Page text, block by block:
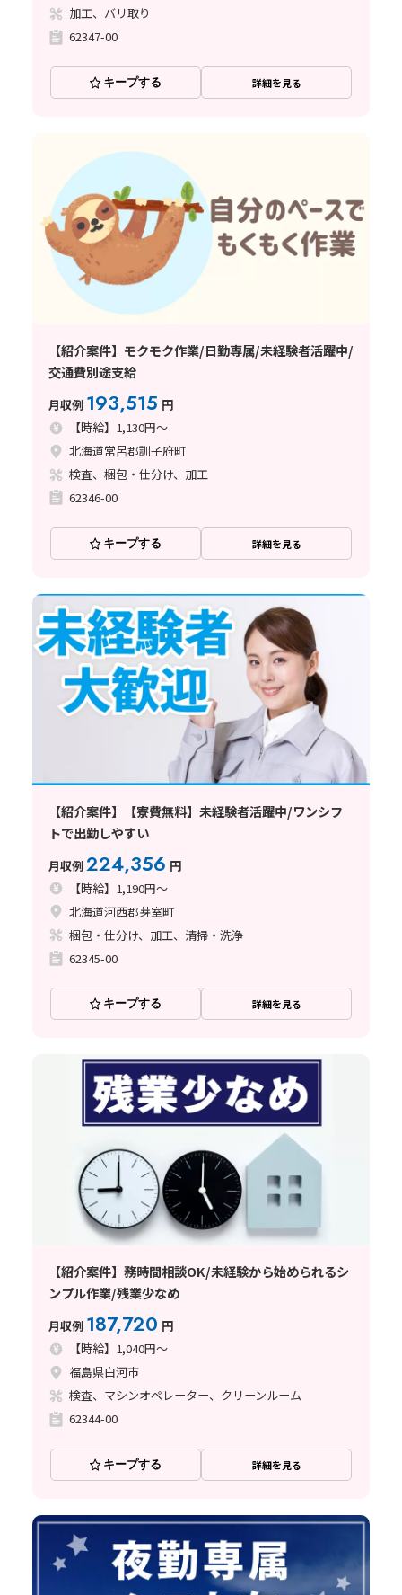
加工、バリ取り
62347-00
キープする 詳細を見る
【紹介案件】モクモク作業/日勤専属/未経験者活躍中/
交通費別途支給
月収例 193,515 円
【時給】1,130円～
北海道常呂郡訓子府町
検査、梱包・仕分け、加工
62346-00
キープする 詳細を見る
【紹介案件】【寮費無料】未経験者活躍中/ワンシフ
トで出勤しやすい
月収例224,356 円
【時給】1,190円～
北海道河西郡芽室町
梱包・仕分け、加工、清掃・洗浄
62345-00
キープする 詳細を見る
【紹介案件】務時間相談OK/未経験から始められるシ
ンプル作業/残業少なめ
月収例 187,720 円
【時給】1,040円～
福島県白河市
検査、マシンオペレーター、クリーンルーム
62344-00
キープする 詳細を見る